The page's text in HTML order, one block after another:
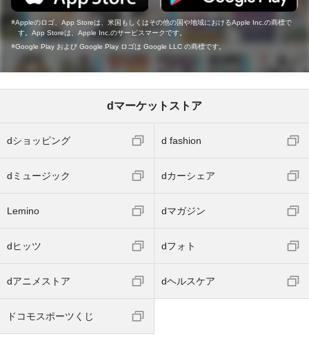
Appleのロゴ、App Storeは、米国もしくはその他の国や地域におけるApple Inc.の商標で
す。App Storeは、Apple Inc.のサービスマークです。
Google Play および Google Play ロゴは Google LLC の商標です。
dマーケットストア
dショッピング d fashion
dミュージック dカーシェア
Lemino dマガジン
dヒッツ dフォト
dアニメストア dヘルスケア
ドコモスポーツくじ